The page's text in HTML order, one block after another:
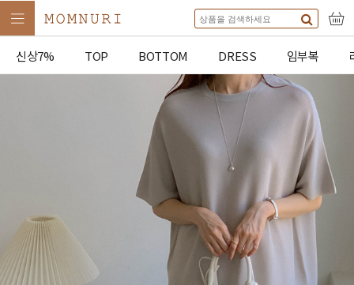
신상7% TOP BOTTOM DRESS 임부복